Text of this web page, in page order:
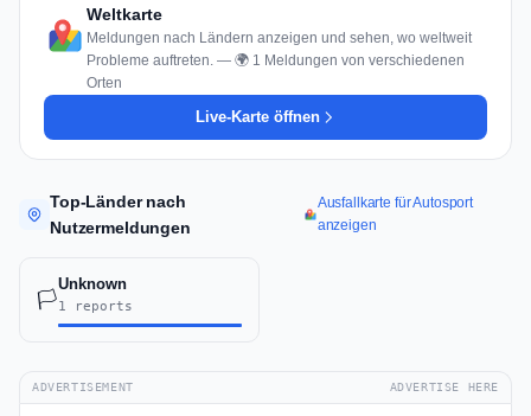
Weltkarte
Meldungen nach Ländern anzeigen und sehen, wo weltweit
Probleme auftreten. — 🌍 1 Meldungen von verschiedenen
Orten
Live-Karte öffnen
Top-Länder nach
Nutzermeldungen
Ausfallkarte für Autosport
anzeigen
🏳️
Unknown
1 reports
ADVERTISEMENT ADVERTISE HERE